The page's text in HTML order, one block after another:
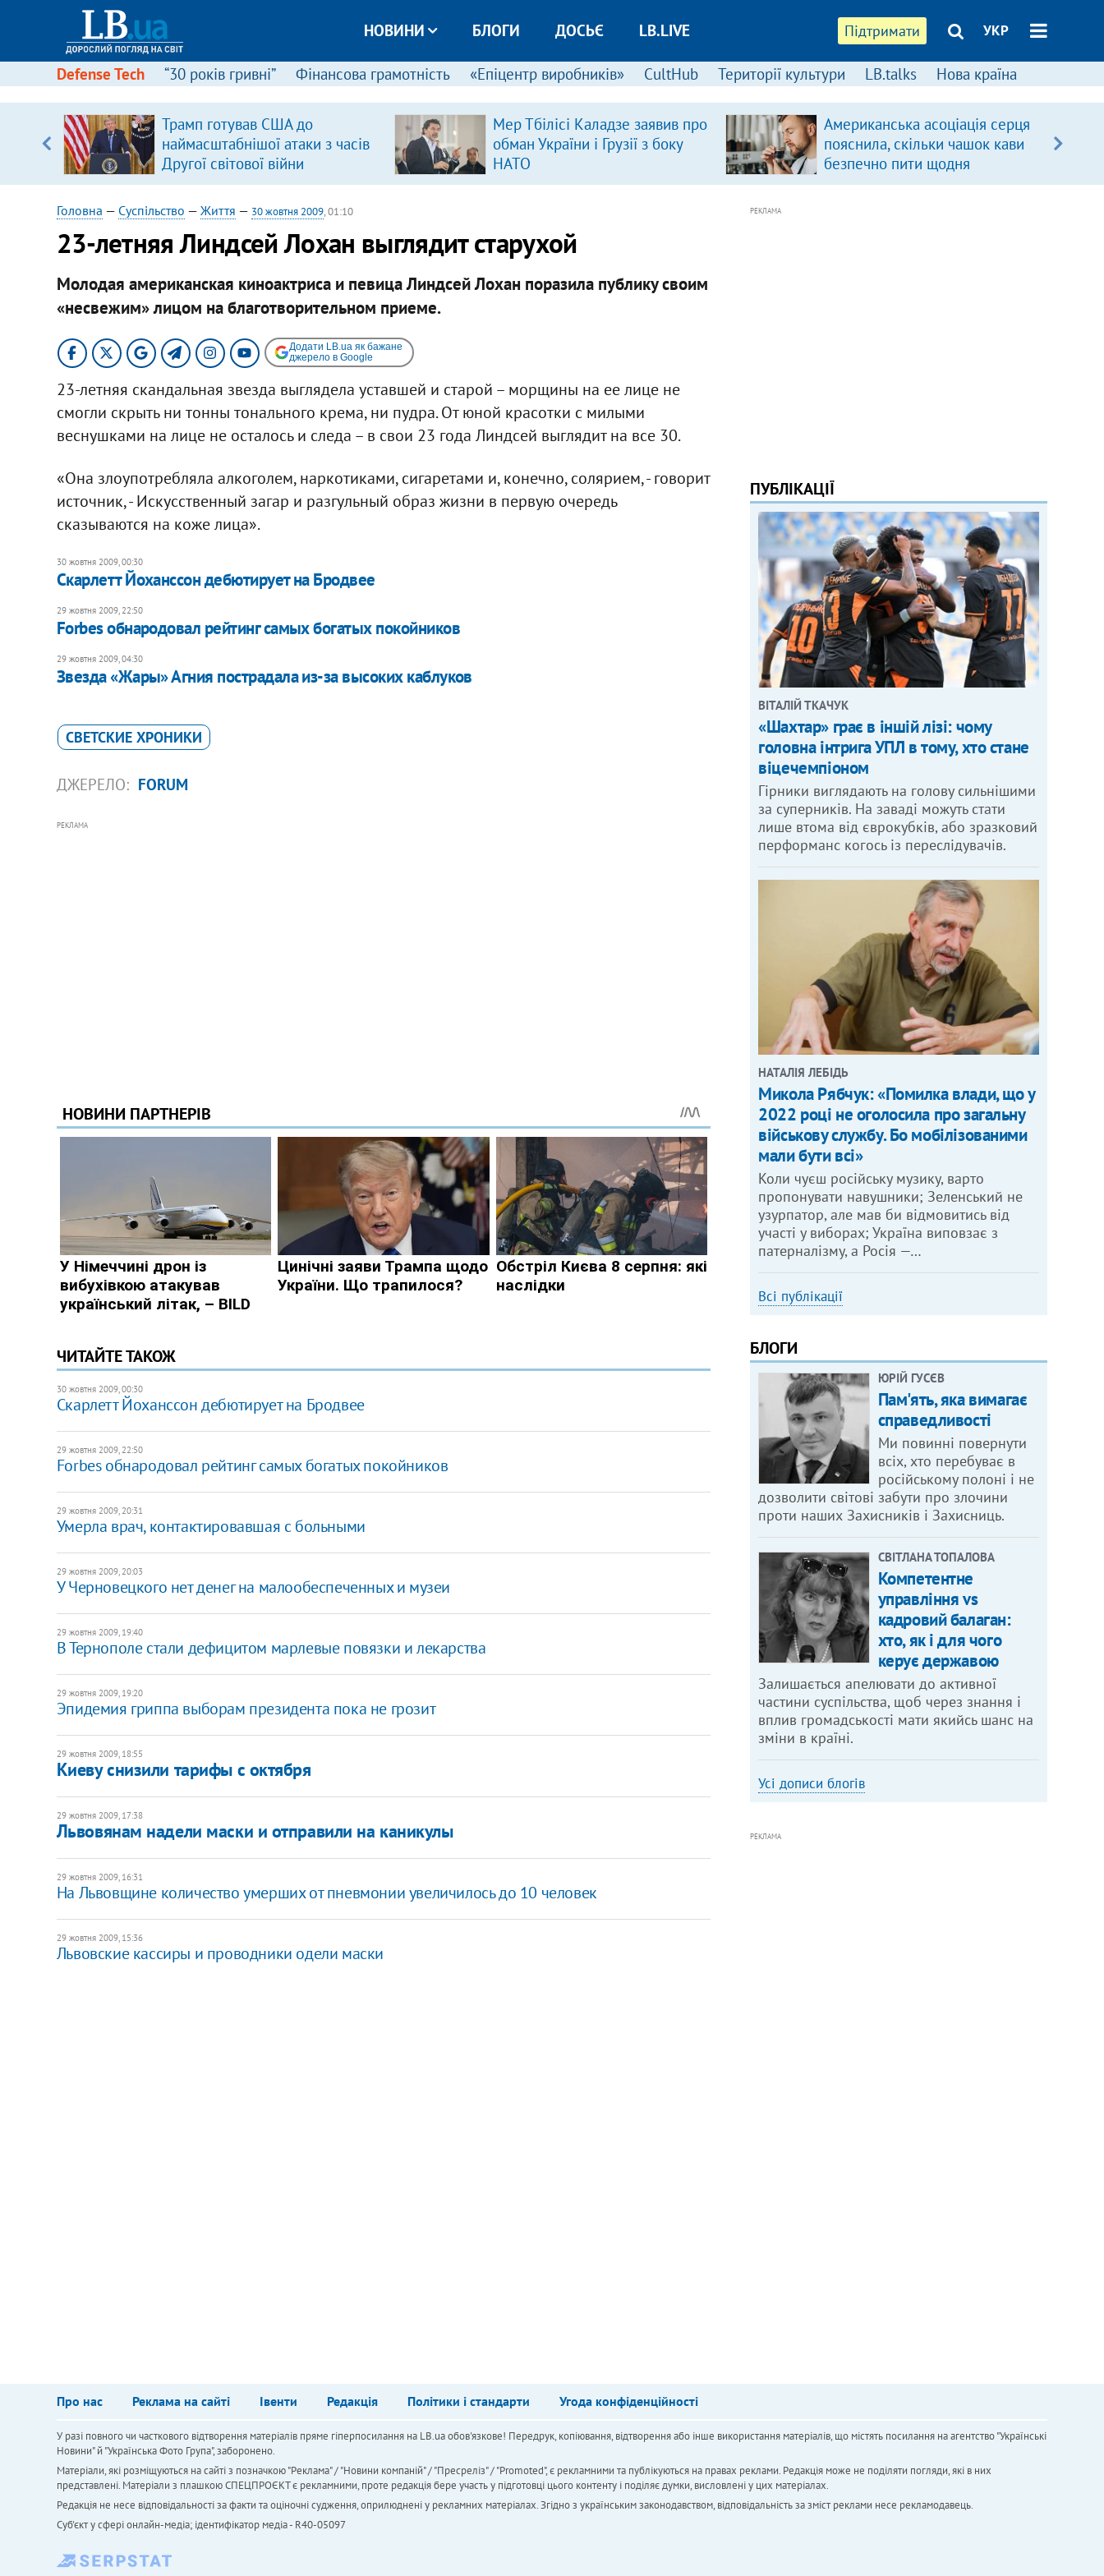
Підтримати УКР
НОВИНИ БЛОГИ ДОСЬЄ LB.LIVE
Defense Tech “30 років гривні” Фінансова грамотність «Епіцентр виробників» CultHub Території культури LB.talks Нова країна
Трамп готував США до
наймасштабнішої атаки з часів
Другої світової війни
Мер Тбілісі Каладзе заявив про
обман України і Грузії з боку
НАТО
Американська асоціація серця
пояснила, скільки чашок кави
безпечно пити щодня
Головна — Суспільство — Життя — 30 жовтня 2009, 01:10
23-летняя Линдсей Лохан выглядит старухой
Молодая американская киноактриса и певица Линдсей Лохан поразила публику своим
«несвежим» лицом на благотворительном приеме.
Додати LB.ua як бажане
джерело в Google
23-летняя скандальная звезда выглядела уставшей и старой – морщины на ее лице не
смогли скрыть ни тонны тонального крема, ни пудра. От юной красотки с милыми
веснушками на лице не осталось и следа – в свои 23 года Линдсей выглядит на все 30.
«Она злоупотребляла алкоголем, наркотиками, сигаретами и, конечно, солярием, - говорит
источник, - Искусственный загар и разгульный образ жизни в первую очередь
сказываются на коже лица».
30 жовтня 2009, 00:30
Скарлетт Йоханссон дебютирует на Бродвее
29 жовтня 2009, 22:50
Forbes обнародовал рейтинг самых богатых покойников
29 жовтня 2009, 04:30
Звезда «Жары» Агния пострадала из-за высоких каблуков
СВЕТСКИЕ ХРОНИКИ
ДЖЕРЕЛО: FORUM
РЕКЛАМА
ЧИТАЙТЕ ТАКОЖ
30 жовтня 2009, 00:30
Скарлетт Йоханссон дебютирует на Бродвее
29 жовтня 2009, 22:50
Forbes обнародовал рейтинг самых богатых покойников
29 жовтня 2009, 20:31
Умерла врач, контактировавшая с больными
29 жовтня 2009, 20:03
У Черновецкого нет денег на малообеспеченных и музеи
29 жовтня 2009, 19:40
В Тернополе стали дефицитом марлевые повязки и лекарства
29 жовтня 2009, 19:20
Эпидемия гриппа выборам президента пока не грозит
29 жовтня 2009, 18:55
Киеву снизили тарифы с октября
29 жовтня 2009, 17:38
Львовянам надели маски и отправили на каникулы
29 жовтня 2009, 16:31
На Львовщине количество умерших от пневмонии увеличилось до 10 человек
29 жовтня 2009, 15:36
Львовские кассиры и проводники одели маски
РЕКЛАМА
ПУБЛІКАЦІЇ
ВІТАЛІЙ ТКАЧУК
«Шахтар» грає в іншій лізі: чому
головна інтрига УПЛ в тому, хто стане
віцечемпіоном
Гірники виглядають на голову сильнішими
за суперників. На заваді можуть стати
лише втома від єврокубків, або зразковий
перформанс когось із переслідувачів.
НАТАЛІЯ ЛЕБІДЬ
Микола Рябчук: «Помилка влади, що у
2022 році не оголосила про загальну
військову службу. Бо мобілізованими
мали бути всі»
Коли чуєш російську музику, варто
пропонувати навушники; Зеленський не
узурпатор, але мав би відмовитись від
участі у виборах; Україна виповзає з
патерналізму, а Росія —…
Всі публікації
БЛОГИ
ЮРІЙ ГУСЄВ
Пам'ять, яка вимагає
справедливості
Ми повинні повернути
всіх, хто перебуває в
російському полоні і не
дозволити світові забути про злочини
проти наших Захисників і Захисниць.
СВІТЛАНА ТОПАЛОВА
Компетентне
управління vs
кадровий балаган:
хто, як і для чого
керує державою
Залишається апелювати до активної
частини суспільства, щоб через знання і
вплив громадськості мати якийсь шанс на
зміни в країні.
Усі дописи блогів
РЕКЛАМА
Про нас Реклама на сайті Івенти Редакція Політики і стандарти Угода конфіденційності
У разі повного чи часткового відтворення матеріалів пряме гіперпосилання на LB.ua обов'язкове! Передрук, копіювання, відтворення або інше використання матеріалів, що містять посилання на агентство "Українськi
Новини" й "Українська Фото Група", заборонено.
Матеріали, які розміщуються на сайті з позначкою "Реклама" / "Новини компаній" / "Пресреліз" / "Promoted", є рекламними та публікуються на правах реклами. Редакція може не поділяти погляди, які в них
представлені. Матеріали з плашкою СПЕЦПРОЄКТ є рекламними, проте редакція бере участь у підготовці цього контенту і поділяє думки, висловлені у цих матеріалах.
Редакція не несе відповідальності за факти та оціночні судження, оприлюднені у рекламних матеріалах. Згідно з українським законодавством, відповідальність за зміст реклами несе рекламодавець.
Cуб'єкт у сфері онлайн-медіа; ідентифікатор медіа - R40-05097